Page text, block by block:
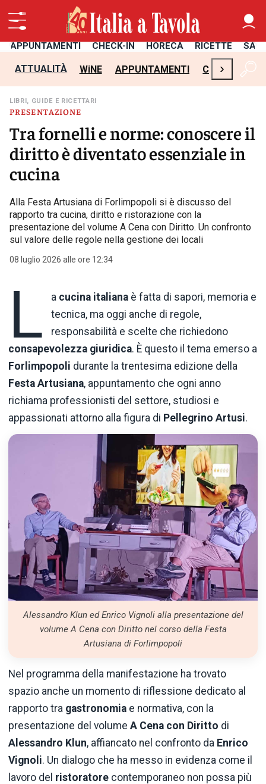
APPUNTAMENTI CHECK-IN HORECA RICETTE
ATTUALITÀ WiNE APPUNTAMENTI CHECK-IN
›
PRESENTAZIONE
LIBRI, GUIDE E RICETTARI
Tra fornelli e norme: conoscere il
diritto è diventato essenziale in
cucina
Alla Festa Artusiana di Forlimpopoli si è discusso del
rapporto tra cucina, diritto e ristorazione con la
presentazione del volume A Cena con Diritto. Un confronto
sul valore delle regole nella gestione dei locali
08 luglio 2026 alle ore 12:34
L a cucina italiana è fatta di sapori, memoria e
tecnica, ma oggi anche di regole,
responsabilità e scelte che richiedono
consapevolezza giuridica. È questo il tema emerso a
Forlimpopoli durante la trentesima edizione della
Festa Artusiana, appuntamento che ogni anno
richiama professionisti del settore, studiosi e
appassionati attorno alla figura di Pellegrino Artusi.
Alessandro Klun ed Enrico Vignoli alla presentazione del
volume A Cena con Diritto nel corso della Festa
Artusiana di Forlimpopoli
Nel programma della manifestazione ha trovato
spazio anche un momento di riflessione dedicato al
rapporto tra gastronomia e normativa, con la
presentazione del volume A Cena con Diritto di
Alessandro Klun, affiancato nel confronto da Enrico
Vignoli. Un dialogo che ha messo in evidenza come il
lavoro del ristoratore contemporaneo non possa più